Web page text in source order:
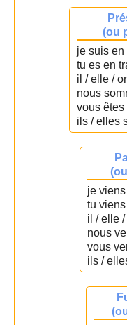
(ou
je suis en
tu es en
il / elle /
nous
vous êtes
ils / elles
je
tu
il / elle
nous
vous
ils /